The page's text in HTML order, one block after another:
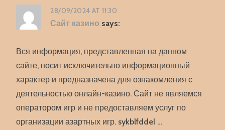
28/09/2024 AT 11:30
Сайт казино says:
Вся информация, представленная на данном
сайте, носит исключительно информационный
характер и предназначена для ознакомления с
деятельностью онлайн-казино. Сайт не являемся
оператором игр и не предоставляем услуг по
организации азартных игр. sykblfddel …